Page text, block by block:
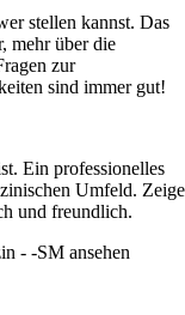
stellen kannst. Das
mehr über die
zur
sind immer gut!
Ein professionelles
Umfeld. Zeige
und freundlich.
- -SM ansehen